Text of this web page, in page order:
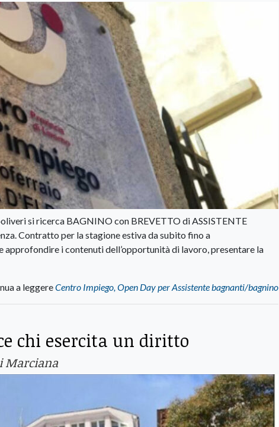
si ricerca BAGNINO con BREVETTO di ASSISTENTE
Contratto per la stagione estiva da subito fino a
i contenuti dell’opportunità di lavoro, presentare la
a leggereCentro Impiego, Open Day per Assistente bagnanti/bagnino
chi esercita un diritto
Marciana